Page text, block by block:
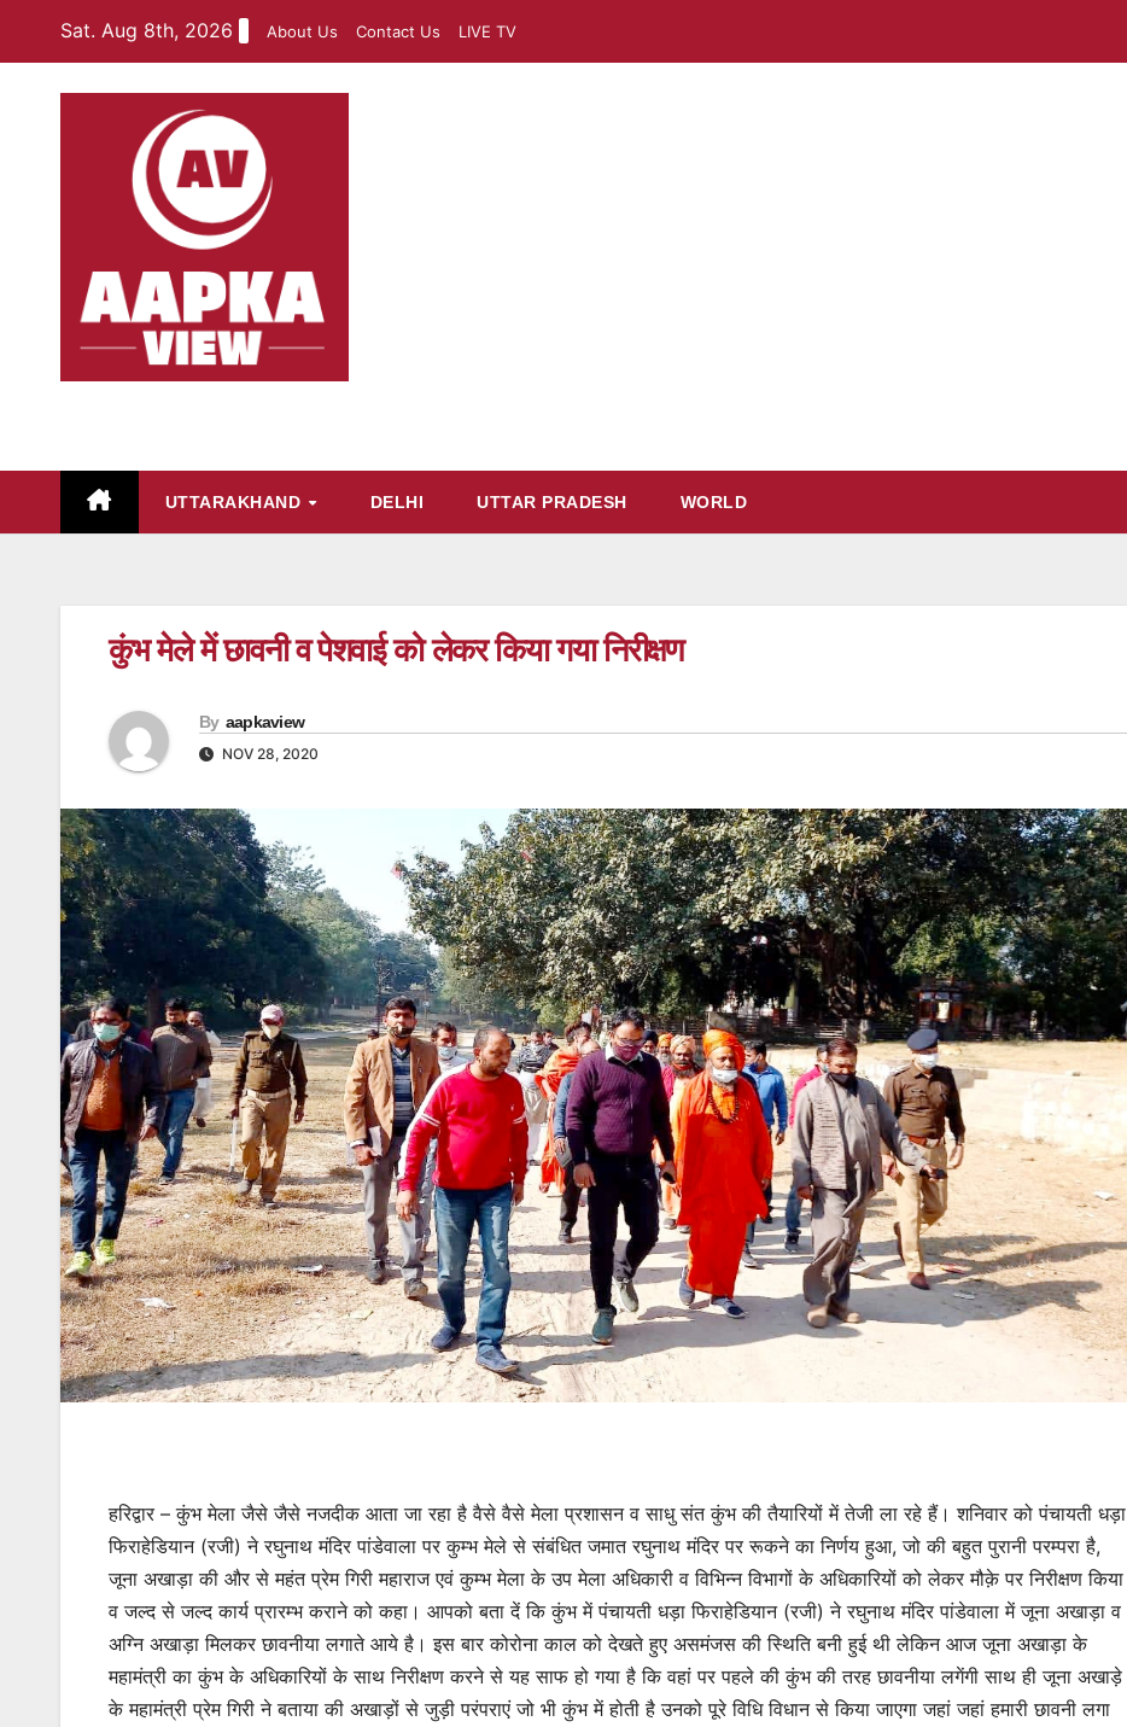
content
Sat. Aug 8th, 2026 About Us Contact Us LIVE TV
UTTARAKHAND DELHI UTTAR PRADESH WORLD
कुंभ मेले में छावनी व पेशवाई को लेकर किया गया निरीक्षण
By aapkaview
NOV 28, 2020
हरिद्वार – कुंभ मेला जैसे जैसे नजदीक आता जा रहा है वैसे वैसे मेला प्रशासन व साधु संत कुंभ की तैयारियों में तेजी ला रहे हैं। शनिवार को पंचायती धड़ा
फिराहेडियान (रजी) ने रघुनाथ मंदिर पांडेवाला पर कुम्भ मेले से संबंधित जमात रघुनाथ मंदिर पर रूकने का निर्णय हुआ, जो की बहुत पुरानी परम्परा है,
जूना अखाड़ा की और से महंत प्रेम गिरी महाराज एवं कुम्भ मेला के उप मेला अधिकारी व विभिन्न विभागों के अधिकारियों को लेकर मौक़े पर निरीक्षण किया
व जल्द से जल्द कार्य प्रारम्भ कराने को कहा। आपको बता दें कि कुंभ में पंचायती धड़ा फिराहेडियान (रजी) ने रघुनाथ मंदिर पांडेवाला में जूना अखाड़ा व
अग्नि अखाड़ा मिलकर छावनीया लगाते आये है। इस बार कोरोना काल को देखते हुए असमंजस की स्थिति बनी हुई थी लेकिन आज जूना अखाड़ा के
महामंत्री का कुंभ के अधिकारियों के साथ निरीक्षण करने से यह साफ हो गया है कि वहां पर पहले की कुंभ की तरह छावनीया लगेंगी साथ ही जूना अखाड़े
के महामंत्री प्रेम गिरी ने बताया की अखाड़ों से जुड़ी परंपराएं जो भी कुंभ में होती है उनको पूरे विधि विधान से किया जाएगा जहां जहां हमारी छावनी लगा